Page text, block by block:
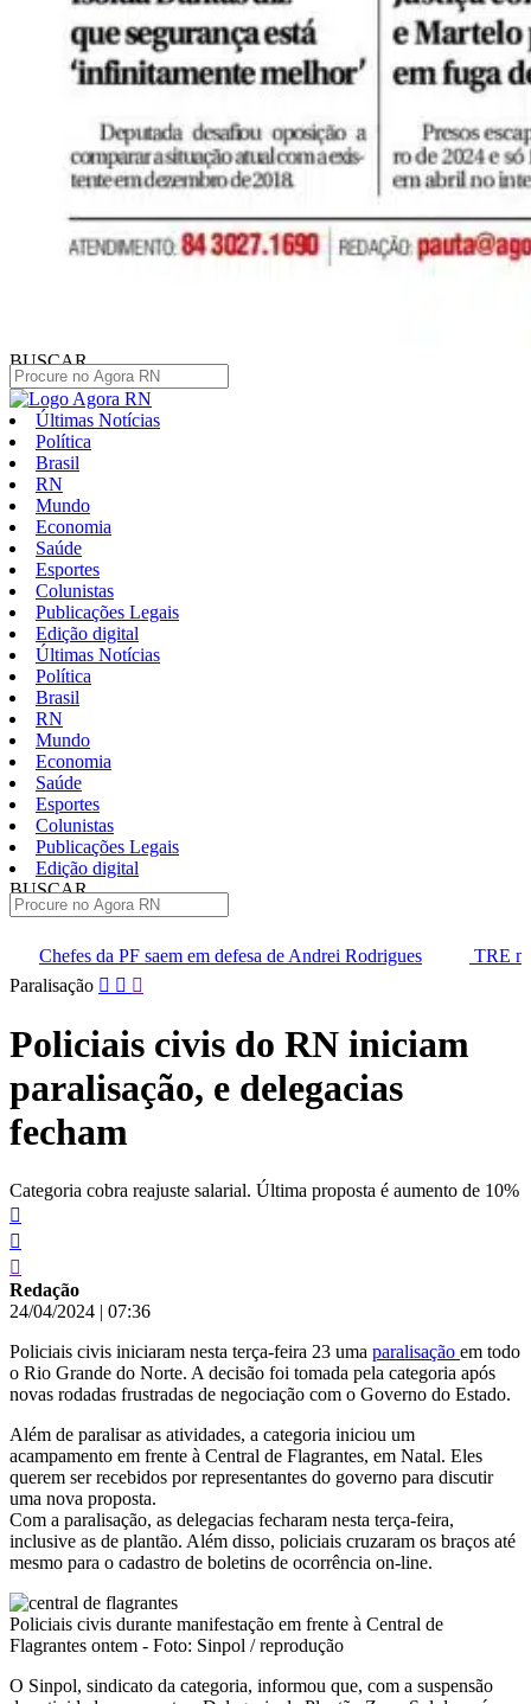
BUSCAR
Últimas Notícias
Política
Brasil
RN
Mundo
Economia
Saúde
Esportes
Colunistas
Publicações Legais
Edição digital
Últimas Notícias
Política
Brasil
RN
Mundo
Economia
Saúde
Esportes
Colunistas
Publicações Legais
Edição digital
BUSCAR
em defesa de Andrei Rodrigues
TRE marca audiência para
Pular
conteúdo
Paralisação
Policiais civis do RN iniciam
paralisação, e delegacias
fecham
Categoria cobra reajuste salarial. Última proposta é aumento de 10%
Redação
24/04/2024 | 07:36
Policiais civis iniciaram nesta terça-feira 23 uma paralisação em todo
o Rio Grande do Norte. A decisão foi tomada pela categoria após
novas rodadas frustradas de negociação com o Governo do Estado.
Além de paralisar as atividades, a categoria iniciou um
acampamento em frente à Central de Flagrantes, em Natal. Eles
querem ser recebidos por representantes do governo para discutir
uma nova proposta.
Com a paralisação, as delegacias fecharam nesta terça-feira,
inclusive as de plantão. Além disso, policiais cruzaram os braços até
mesmo para o cadastro de boletins de ocorrência on-line.
Policiais civis durante manifestação em frente à Central de
Flagrantes ontem - Foto: Sinpol / reprodução
O Sinpol, sindicato da categoria, informou que, com a suspensão